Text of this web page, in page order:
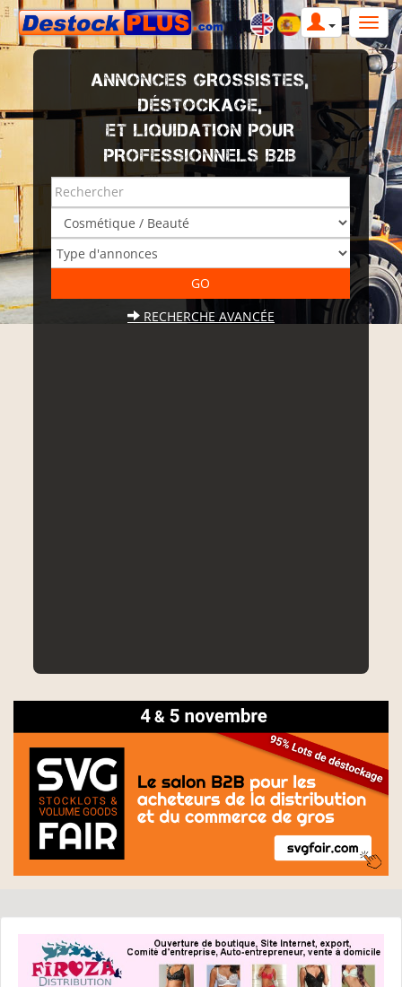
ANNONCES GROSSISTES,
DÉSTOCKAGE,
ET LIQUIDATION POUR
PROFESSIONNELS B2B
RECHERCHE AVANCÉE